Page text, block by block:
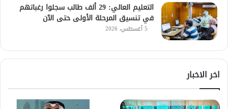
التعليم العالي: 29 ألف طالب سجلوا رغباتهم
في تنسيق المرحلة الأولى حتى الآن
5 أغسطس، 2026
اخر الاخبار